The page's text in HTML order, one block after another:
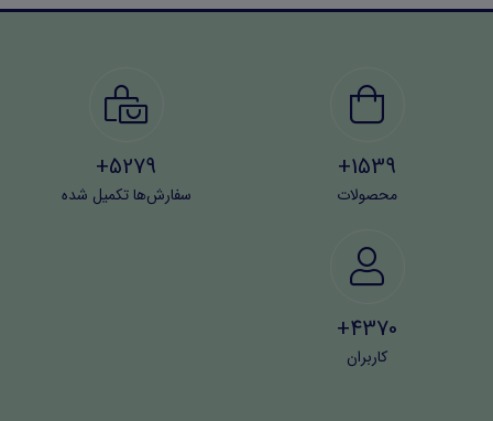
1539+
محصولات
5279+
سفارش‌ها تکمیل شده
4370+
کاربران